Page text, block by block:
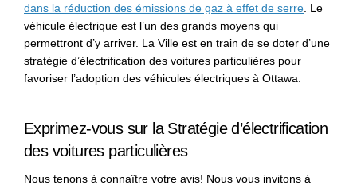
dans la réduction des émissions de gaz à effet de serre(Liens
. Le
véhicule électrique est l’un des grands moyens qui
permettront d’y arriver. La Ville est en train de se doter d’une
stratégie d’électrification des voitures particulières pour
favoriser l’adoption des véhicules électriques à Ottawa.
Exprimez‑vous sur la Stratégie d’électrification
des voitures particulières
Nous tenons à connaître votre avis! Nous vous invitons à